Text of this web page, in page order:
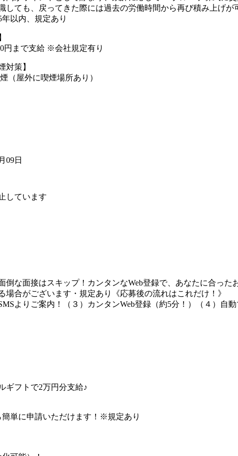
しても、戻ってきた際には過去の労働時間から再び積み上げ
以内、規定あり
円まで支給 ※会社規定有り
対策】
（屋外に喫煙場所あり）
09日
しています
な面接はスキップ！カンタンなWeb登録で、あなたに合った
合がございます・規定あり《応募後の流れはこれだけ！》
よりご案内！（３）カンタンWeb登録（約5分！）（４）
ギフトで2万円分支給♪
単に申請いただけます！※規定あり